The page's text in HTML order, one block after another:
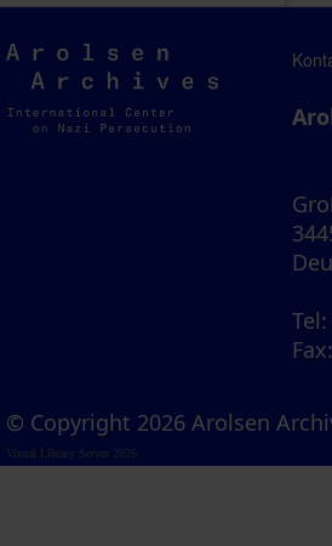
Arolsen
Archives
Tel
Fax
© Copyright 2026 Arolsen
Visual Library Server 2026